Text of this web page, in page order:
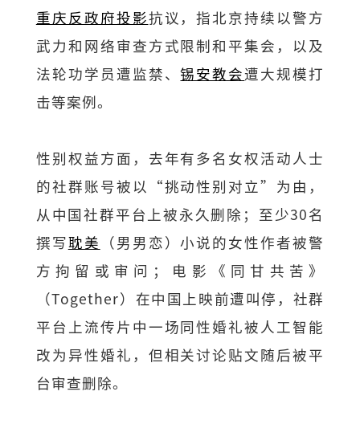
重庆反政府投影抗议，指北京持续以警方
武力和网络审查方式限制和平集会，以及
法轮功学员遭监禁、锡安教会遭大规模打
击等案例。
性别权益方面，去年有多名女权活动人士
的社群账号被以“挑动性别对立”为由，
从中国社群平台上被永久删除；至少30名
撰写耽美 （男男恋）小说的女性作者被警
方拘留或审问；电影《同甘共苦》
（Together）在中国上映前遭叫停，社群
平台上流传片中一场同性婚礼被人工智能
改为异性婚礼，但相关讨论贴文随后被平
台审查删除。